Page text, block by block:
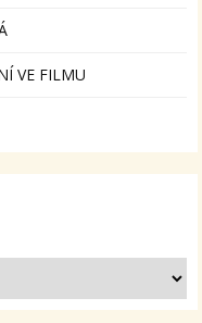
VE FILMU